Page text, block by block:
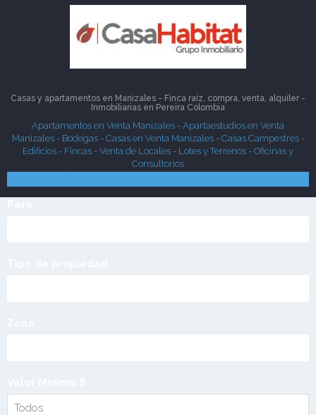
Casas y apartamentos en Manizales - Finca raíz, compra, venta, alquiler -
Inmobiliarias en Pereira Colombia
Apartamentos en Venta Manizales - Apartaestudios en Venta
Manizales- Bodegas- Casas en Venta Manizales- Casas Campestres-
Edificios - Fincas - Venta de Locales - Lotes y Terrenos - Oficinas y
Consultorios